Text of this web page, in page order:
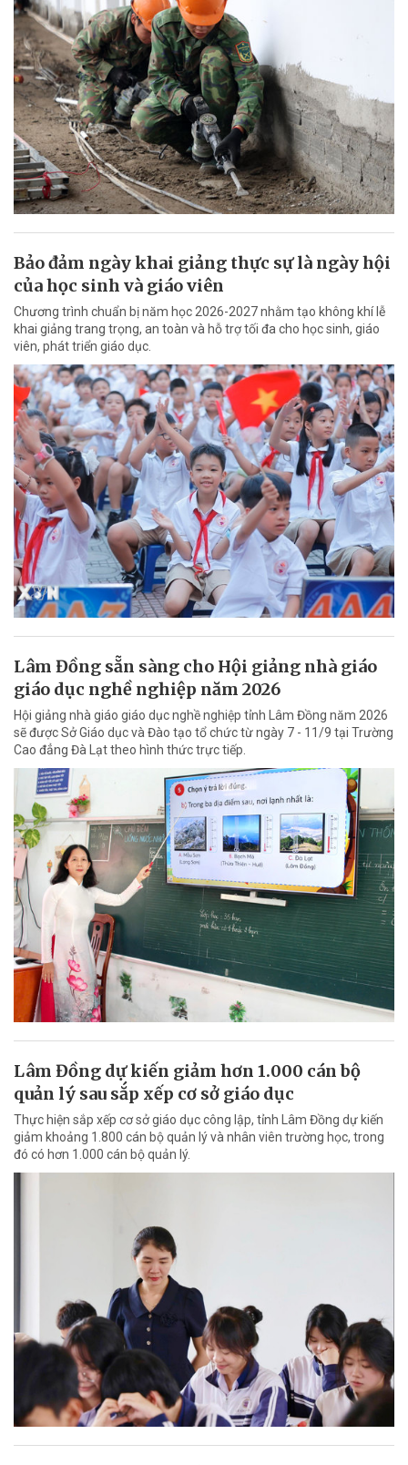
Bảo đảm ngày khai giảng thực sự là ngày hội
của học sinh và giáo viên
Chương trình chuẩn bị năm học 2026-2027 nhằm tạo không khí lễ
khai giảng trang trọng, an toàn và hỗ trợ tối đa cho học sinh, giáo
viên, phát triển giáo dục.
Lâm Đồng sẵn sàng cho Hội giảng nhà giáo
giáo dục nghề nghiệp năm 2026
Hội giảng nhà giáo giáo dục nghề nghiệp tỉnh Lâm Đồng năm 2026
sẽ được Sở Giáo dục và Đào tạo tổ chức từ ngày 7 - 11/9 tại Trường
Cao đẳng Đà Lạt theo hình thức trực tiếp.
Lâm Đồng dự kiến giảm hơn 1.000 cán bộ
quản lý sau sắp xếp cơ sở giáo dục
Thực hiện sắp xếp cơ sở giáo dục công lập, tỉnh Lâm Đồng dự kiến
giảm khoảng 1.800 cán bộ quản lý và nhân viên trường học, trong
đó có hơn 1.000 cán bộ quản lý.